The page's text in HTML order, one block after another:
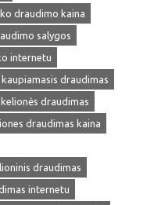
draudimo kaina
salygos
internetu
kaupiamasis draudimas
kelionės draudimas
draudimas kaina
draudimas
internetu